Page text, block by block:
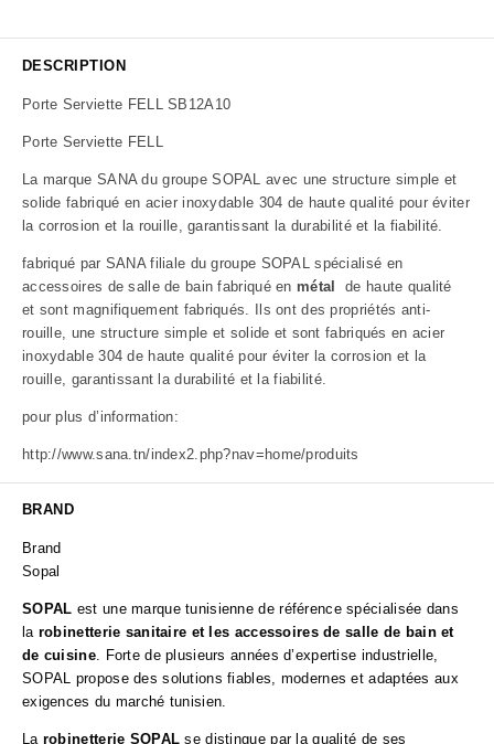
DESCRIPTION
Porte Serviette FELL SB12A10
Porte Serviette FELL
La marque SANA du groupe SOPAL avec une structure simple et
solide fabriqué en acier inoxydable 304 de haute qualité pour éviter
la corrosion et la rouille, garantissant la durabilité et la fiabilité.
fabriqué par SANA filiale du groupe SOPAL spécialisé en
accessoires de salle de bain fabriqué en métal
de haute qualité
et sont magnifiquement fabriqués. Ils ont des propriétés anti-
rouille, une structure simple et solide et sont fabriqués en acier
inoxydable 304 de haute qualité pour éviter la corrosion et la
rouille, garantissant la durabilité et la fiabilité.
pour plus d’information:
http://www.sana.tn/index2.php?nav=home/produits
BRAND
Brand
Sopal
SOPAL est une marque tunisienne de référence spécialisée dans
la robinetterie sanitaire et les accessoires de salle de bain et
de cuisine. Forte de plusieurs années d’expertise industrielle,
SOPAL propose des solutions fiables, modernes et adaptées aux
exigences du marché tunisien.
La robinetterie SOPAL se distingue par la qualité de ses